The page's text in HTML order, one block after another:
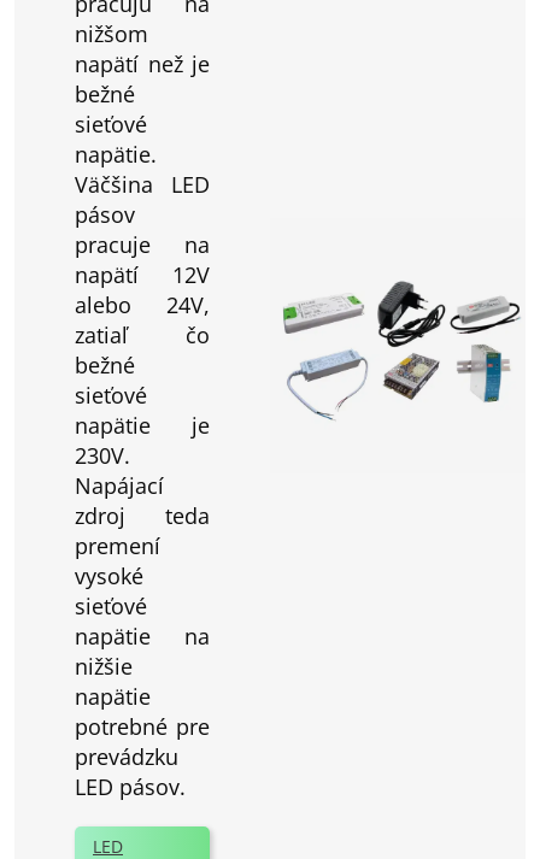
nižšom
napätí než je
bežné
sieťové
napätie.
Väčšina LED
pásov
pracuje na
napätí 12V
alebo 24V,
zatiaľ čo
bežné
sieťové
napätie je
230V.
Napájací
zdroj teda
premení
vysoké
sieťové
napätie na
nižšie
napätie
potrebné pre
prevádzku
LED pásov.
LED